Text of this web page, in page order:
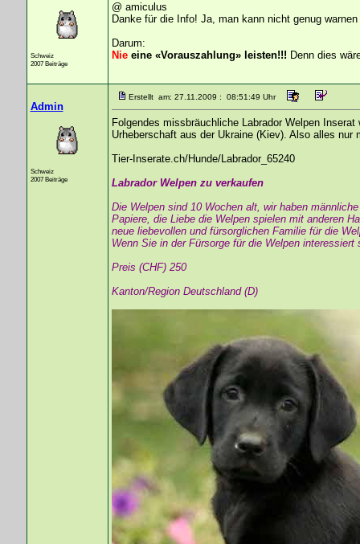
Schweiz
2007 Beiträge
@ amiculus
Danke für die Info! Ja, man kann nicht genug
Darum:
Nieeine «Vorauszahlung» leisten!!! Denn dies
Admin
Schweiz
2007 Beiträge
Erstellt am: 27.11.2009 : 08:51:49 Uhr
Folgendes missbräuchliche Labrador Welpen
Urheberschaft aus der Ukraine (Kiev). Also alles nur
Tier-Inserate.ch/Hunde/Labrador_65240
Labrador Welpen zu verkaufen
Die Welpen sind 10 Wochen alt, wir haben
Papiere, die Liebe die Welpen spielen mit anderen
neue liebevollen und fürsorglichen Familie für die
Wenn Sie in der Fürsorge für die Welpen
Preis (CHF) 250
Kanton/Region Deutschland (D)